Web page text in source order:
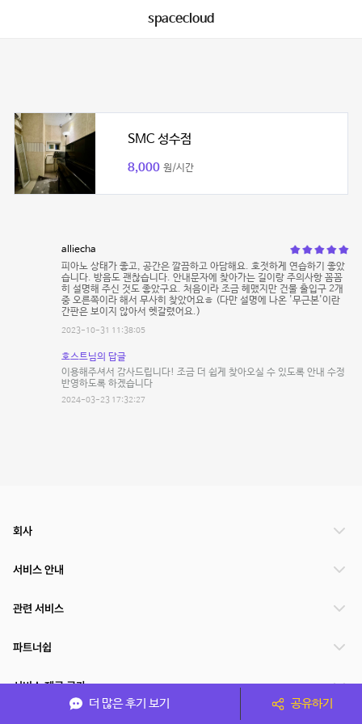
spacecloud
SMC 성수점
8,000 원/시간
alliecha
피아노 상태가 좋고, 공간은 깔끔하고 아담해요. 호젓하게 연습하기 좋았
습니다. 방음도 괜찮습니다. 안내문자에 찾아가는 길이랑 주의사항 꼼꼼
히 설명해 주신 것도 좋았구요. 처음이라 조금 헤맸지만 건물 출입구 2개
중 오른쪽이라 해서 무사히 찾았어요ㅎ (다만 설명에 나온 '무근본'이란
간판은 보이지 않아서 헷갈렸어요.)
2023-10-31 11:38:05
호스트님의 답글
이용해주셔서 감사드립니다! 조금 더 쉽게 찾아오실 수 있도록 안내 수정
반영하도록 하겠습니다
2024-03-23 17:32:27
더 많은 후기 보기 공유하기
회사
서비스 안내
관련 서비스
파트너쉽
서비스 제공 국가